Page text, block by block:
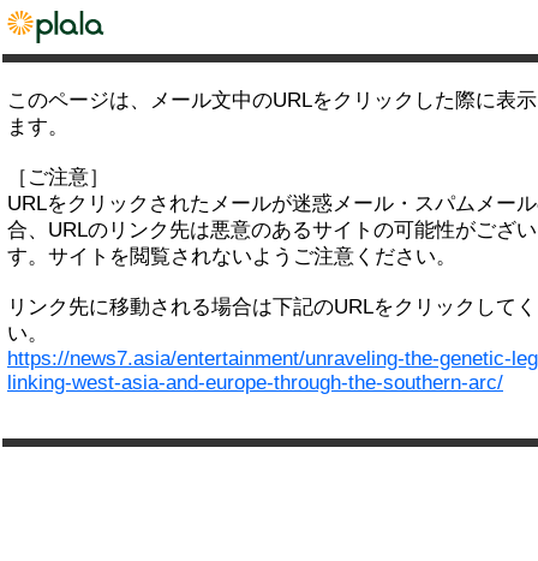
このページは、メール文中のURLをクリックした際に表
ます。
［ご注意］
URLをクリックされたメールが迷惑メール・スパムメー
合、URLのリンク先は悪意のあるサイトの可能性がござ
す。サイトを閲覧されないようご注意ください。
リンク先に移動される場合は下記のURLをクリックして
い。
https://news7.asia/entertainment/unraveling-the-genetic-
linking-west-asia-and-europe-through-the-southern-arc/